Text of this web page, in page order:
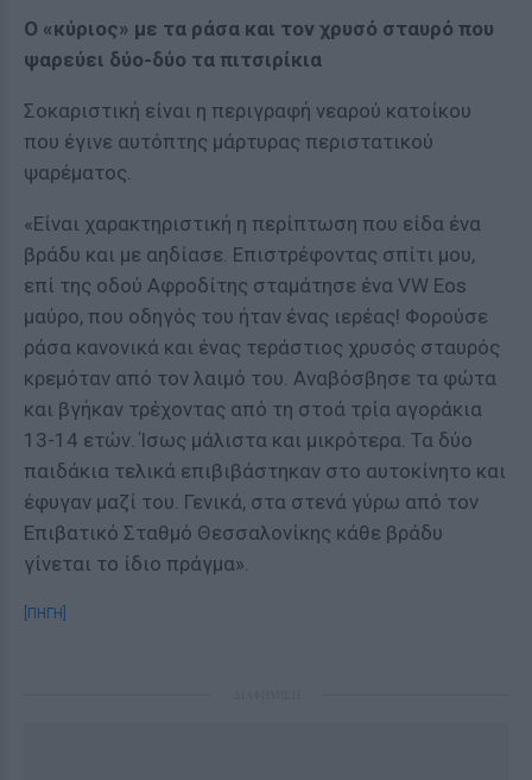
Ο «κύριος» με τα ράσα και τον χρυσό σταυρό που
ψαρεύει δύο-δύο τα πιτσιρίκια
Σοκαριστική είναι η περιγραφή νεαρού κατοίκου
που έγινε αυτόπτης μάρτυρας περιστατικού
ψαρέματος.
«Είναι χαρακτηριστική η περίπτωση που είδα ένα
βράδυ και με αηδίασε. Επιστρέφοντας σπίτι μου,
επί της οδού Αφροδίτης σταμάτησε ένα VW Eos
μαύρο, που οδηγός του ήταν ένας ιερέας! Φορούσε
ράσα κανονικά και ένας τεράστιος χρυσός σταυρός
κρεμόταν από τον λαιμό του. Αναβόσβησε τα φώτα
και βγήκαν τρέχοντας από τη στοά τρία αγοράκια
13-14 ετών. Ίσως μάλιστα και μικρότερα. Τα δύο
παιδάκια τελικά επιβιβάστηκαν στο αυτοκίνητο και
έφυγαν μαζί του. Γενικά, στα στενά γύρω από τον
Επιβατικό Σταθμό Θεσσαλονίκης κάθε βράδυ
γίνεται το ίδιο πράγμα».
[ΠΗΓΗ]